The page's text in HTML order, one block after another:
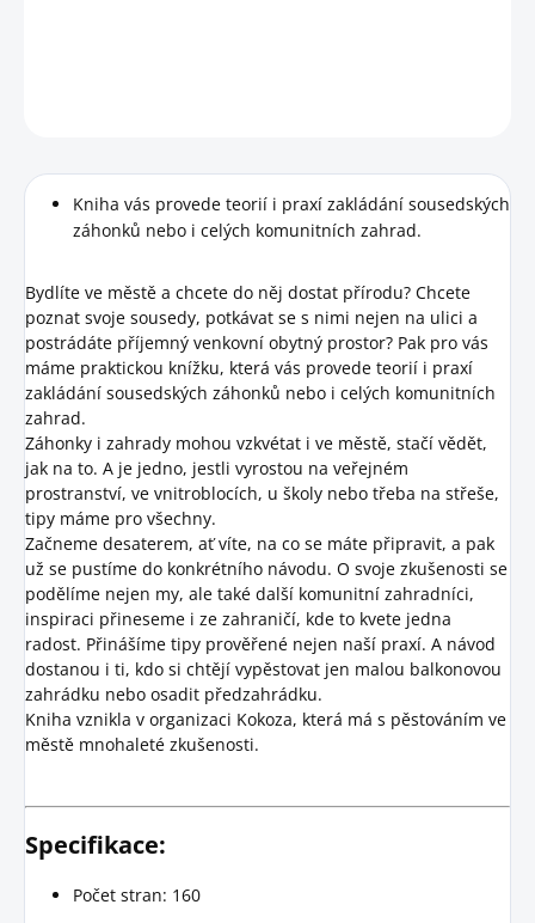
Kniha vás provede teorií i praxí zakládání sousedských
záhonků nebo i celých komunitních zahrad.
Bydlíte ve městě a chcete do něj dostat přírodu? Chcete
poznat svoje sousedy, potkávat se s nimi nejen na ulici a
postrádáte příjemný venkovní obytný prostor? Pak pro vás
máme praktickou knížku, která vás provede teorií i praxí
zakládání sousedských záhonků nebo i celých komunitních
zahrad.
Záhonky i zahrady mohou vzkvétat i ve městě, stačí vědět,
jak na to. A je jedno, jestli vyrostou na veřejném
prostranství, ve vnitroblocích, u školy nebo třeba na střeše,
tipy máme pro všechny.
Začneme desaterem, ať víte, na co se máte připravit, a pak
už se pustíme do konkrétního návodu. O svoje zkušenosti se
podělíme nejen my, ale také další komunitní zahradníci,
inspiraci přineseme i ze zahraničí, kde to kvete jedna
radost. Přinášíme tipy prověřené nejen naší praxí. A návod
dostanou i ti, kdo si chtějí vypěstovat jen malou balkonovou
zahrádku nebo osadit předzahrádku.
Kniha vznikla v organizaci Kokoza, která má s pěstováním ve
městě mnohaleté zkušenosti.
Specifikace:
Počet stran: 160